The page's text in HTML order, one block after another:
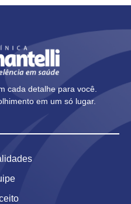
cada detalhe para você.
em um só lugar.